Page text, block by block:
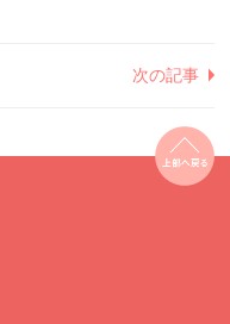
次の記事